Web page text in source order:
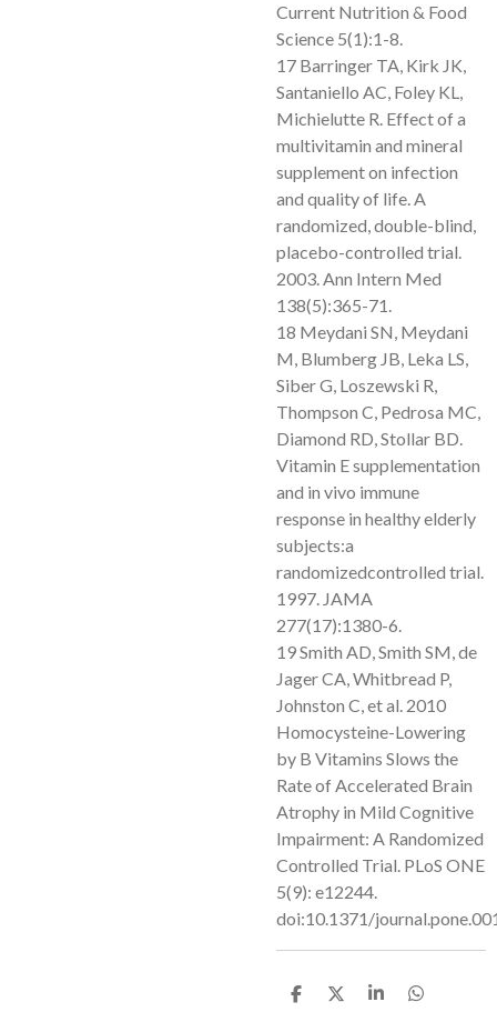
Current Nutrition & Food
Science 5(1):1-8.
17 Barringer TA, Kirk JK,
Santaniello AC, Foley KL,
Michielutte R. Effect of a
multivitamin and mineral
supplement on infection
and quality of life. A
randomized, double-blind,
placebo-controlled trial.
2003. Ann Intern Med
138(5):365-71.
18 Meydani SN, Meydani
M, Blumberg JB, Leka LS,
Siber G, Loszewski R,
Thompson C, Pedrosa MC,
Diamond RD, Stollar BD.
Vitamin E supplementation
and in vivo immune
response in healthy elderly
subjects:a
randomizedcontrolled trial.
1997. JAMA
277(17):1380-6.
19 Smith AD, Smith SM, de
Jager CA, Whitbread P,
Johnston C, et al. 2010
Homocysteine-Lowering
by B Vitamins Slows the
Rate of Accelerated Brain
Atrophy in Mild Cognitive
Impairment: A Randomized
Controlled Trial. PLoS ONE
5(9): e12244.
doi:10.1371/
D
D
S
D